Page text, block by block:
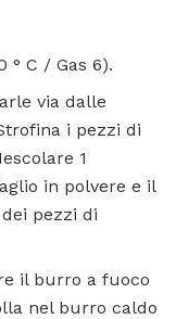
° C / Gas 6).
via dalle
i pezzi di
1
in polvere e il
pezzi di
il burro a fuoco
nel burro caldo